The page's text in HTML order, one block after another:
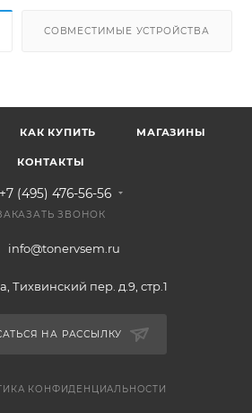
СОВМЕСТИМЫЕ УСТРОЙСТВА
КАК КУПИТЬ МАГАЗИНЫ
КОНТАКТЫ
+7 (495) 476-56-56
ЗВОНОК
info@tonervsem.ru
Тихвинский пер. д.9, стр.1
НА РАССЫЛКУ
КОНФИДЕНЦИАЛЬНОСТИ